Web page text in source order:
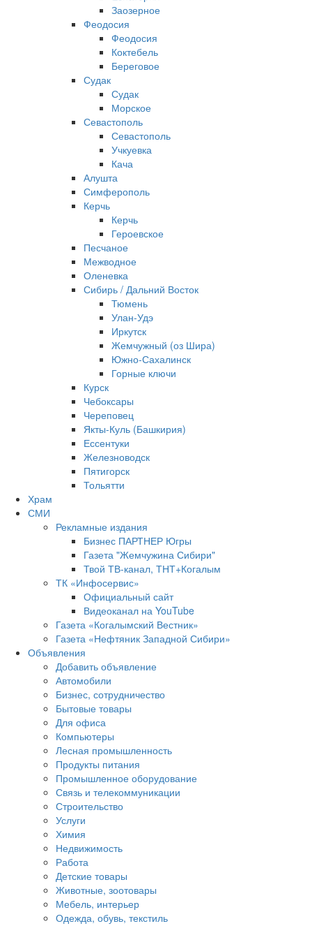
Заозерное
Феодосия
Феодосия
Коктебель
Береговое
Судак
Судак
Морское
Севастополь
Севастополь
Учкуевка
Кача
Алушта
Симферополь
Керчь
Керчь
Героевское
Песчаное
Межводное
Оленевка
Сибирь / Дальний Восток
Тюмень
Улан-Удэ
Иркутск
Жемчужный (оз Шира)
Южно‐Сахалинск
Горные ключи
Курск
Чебоксары
Череповец
Якты-Куль (Башкирия)
Ессентуки
Железноводск
Пятигорск
Тольятти
Храм
СМИ
Рекламные издания
Бизнес ПАРТНЕР Югры
Газета "Жемчужина Сибири"
Твой ТВ-канал, ТНТ+Когалым
ТК «Инфосервис»
Официальный сайт
Видеоканал на YouTube
Газета «Когалымский Вестник»
Газета «Нефтяник Западной Сибири»
Объявления
Добавить объявление
Автомобили
Бизнес, сотрудничество
Бытовые товары
Для офиса
Компьютеры
Лесная промышленность
Продукты питания
Промышленное оборудование
Связь и телекоммуникации
Строительство
Услуги
Химия
Недвижимость
Работа
Детские товары
Животные, зоотовары
Мебель, интерьер
Одежда, обувь, текстиль